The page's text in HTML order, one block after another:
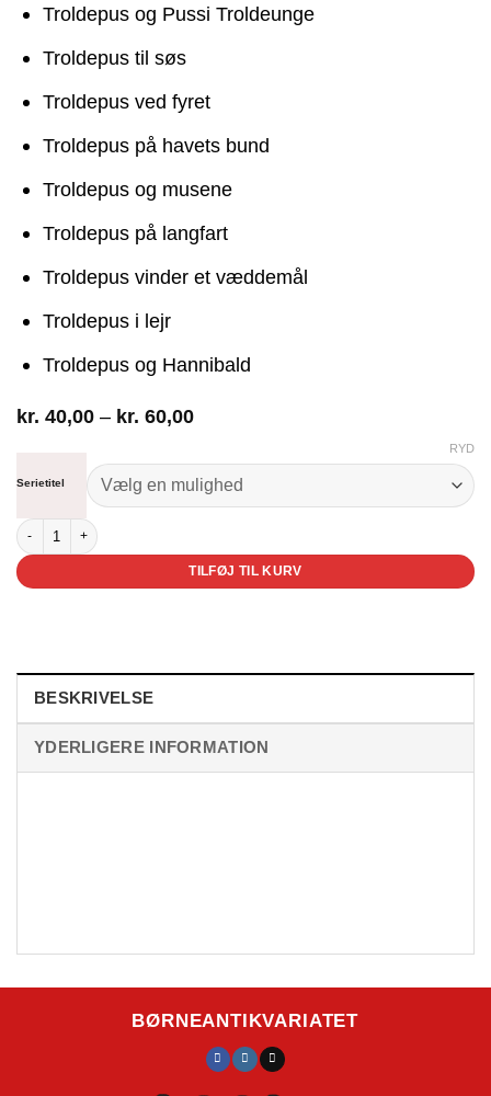
Troldepus og Pussi Troldeunge
Troldepus til søs
Troldepus ved fyret
Troldepus på havets bund
Troldepus og musene
Troldepus på langfart
Troldepus vinder et væddemål
Troldepus i lejr
Troldepus og Hannibald
kr. 40,00 – kr. 60,00Prisinterval:
kr. 60,00
Serietitel
RYD
Troldepus bøger - paperback antal
TILFØJ TIL KURV
BESKRIVELSE
YDERLIGERE INFORMATION
BØRNEANTIKVARIATET